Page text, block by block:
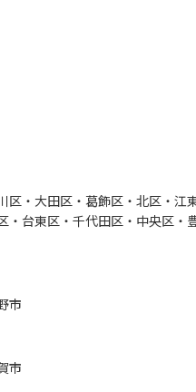
区・大田区・葛飾区・北区・江
・台東区・千代田区・中央区・
市
市